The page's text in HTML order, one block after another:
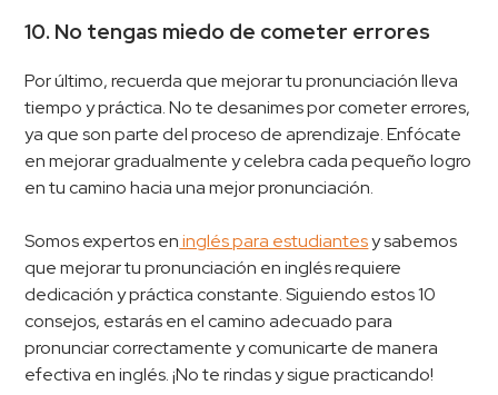
10. No tengas miedo de cometer errores
Por último, recuerda que mejorar tu pronunciación lleva
tiempo y práctica. No te desanimes por cometer errores,
ya que son parte del proceso de aprendizaje. Enfócate
en mejorar gradualmente y celebra cada pequeño logro
en tu camino hacia una mejor pronunciación.
Somos expertos eninglés para estudiantesy sabemos
que mejorar tu pronunciación en inglés requiere
dedicación y práctica constante. Siguiendo estos 10
consejos, estarás en el camino adecuado para
pronunciar correctamente y comunicarte de manera
efectiva en inglés. ¡No te rindas y sigue practicando!